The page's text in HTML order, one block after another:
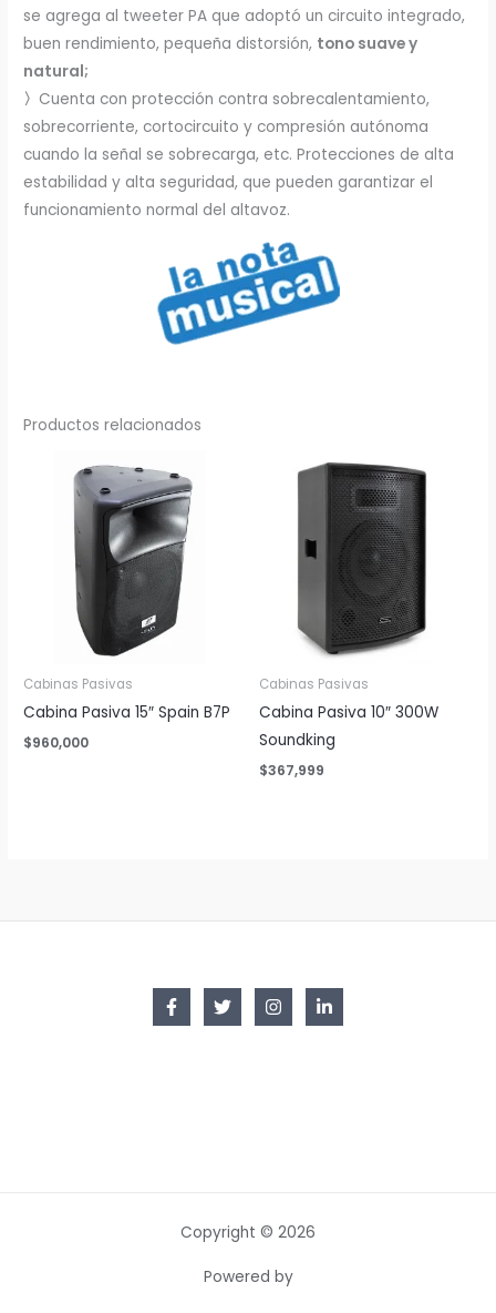
se agrega al tweeter PA que adoptó un circuito integrado,
buen rendimiento, pequeña distorsión, tono suave y
natural;
〉 Cuenta con protección contra sobrecalentamiento,
sobrecorriente, cortocircuito y compresión autónoma
cuando la señal se sobrecarga, etc. Protecciones de alta
estabilidad y alta seguridad, que pueden garantizar el
funcionamiento normal del altavoz.
Productos relacionados
Cabinas Pasivas
Cabina Pasiva 15″ Spain B7P
$960,000
Cabinas Pasivas
Cabina Pasiva 10″ 300W
Soundking
$367,999
Copyright © 2026
Powered by